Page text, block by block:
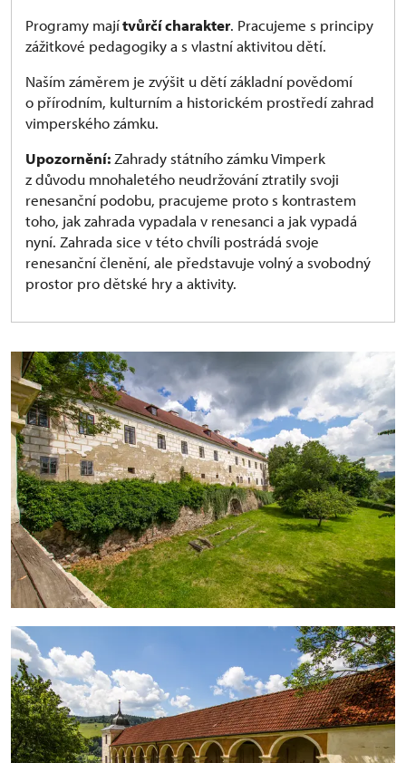
Programy majítvůrčí charakter. Pracujeme s principy
zážitkové pedagogiky a s vlastní aktivitou dětí.
Naším záměrem je zvýšit u dětí základní povědomí
o přírodním, kulturním a historickém prostředí zahrad
vimperského zámku.
Upozornění: Zahrady státního zámku Vimperk
z důvodu mnohaletého neudržování ztratily svoji
renesanční podobu, pracujeme proto s kontrastem
toho, jak zahrada vypadala v renesanci a jak vypadá
nyní. Zahrada sice v této chvíli postrádá svoje
renesanční členění, ale představuje volný a svobodný
prostor pro dětské hry a aktivity.